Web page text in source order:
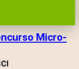
Micro-